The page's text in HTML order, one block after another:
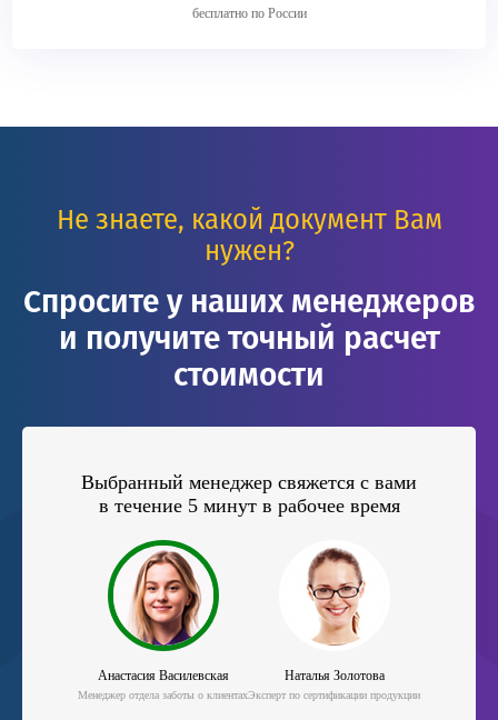
бесплатно по России
Не знаете, какой документ Вам
нужен?
Спросите у наших менеджеров
и получите точный расчет
стоимости
Выбранный менеджер свяжется с вами
в течение 5 минут в рабочее время
Анастасия Василевская
Менеджер отдела заботы о клиентах
Наталья Золотова
Эксперт по сертификации продукции